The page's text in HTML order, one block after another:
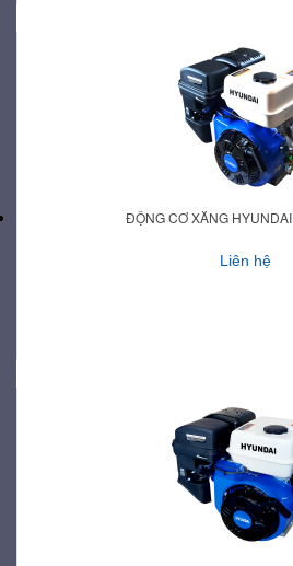
ĐỘNG CƠ XĂNG
Liên hệ